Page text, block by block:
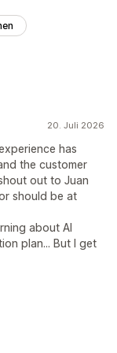
20. Juli 2026
has
the customer
out to Juan
should be at
about AI
plan... But I get